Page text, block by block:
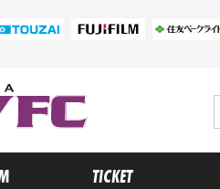
TICKET